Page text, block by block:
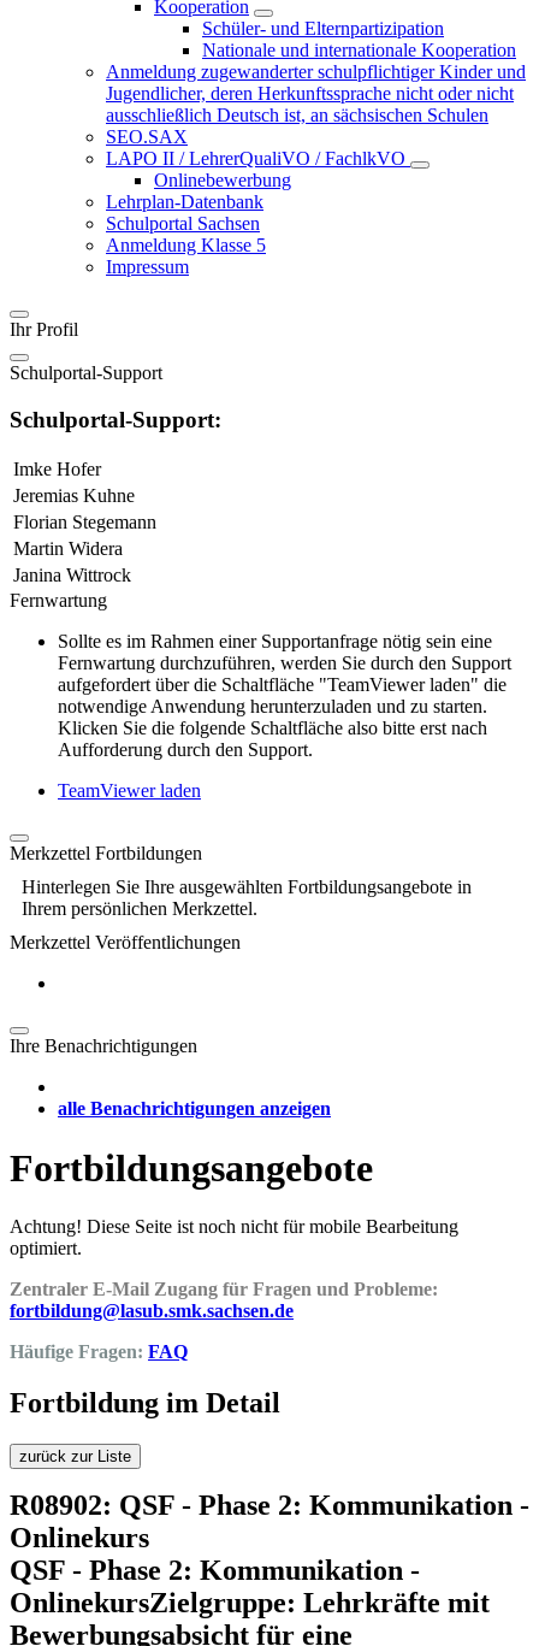
Kooperation
Schüler- und Elternpartizipation
Nationale und internationale Kooperation
Anmeldung zugewanderter schulpflichtiger Kinder und
Jugendlicher, deren Herkunftssprache nicht oder nicht
ausschließlich Deutsch ist, an sächsischen Schulen
SEO.SAX
LAPO II / LehrerQualiVO / FachlkVO
Onlinebewerbung
Lehrplan-Datenbank
Schulportal Sachsen
Anmeldung Klasse 5
Impressum
Ihr Profil
Schulportal-Support
Schulportal-Support:
Imke Hofer
Jeremias Kuhne
Florian Stegemann
Martin Widera
Janina Wittrock
Fernwartung
Sollte es im Rahmen einer Supportanfrage nötig sein eine
Fernwartung durchzuführen, werden Sie durch den Support
aufgefordert über die Schaltfläche "TeamViewer laden" die
notwendige Anwendung herunterzuladen und zu starten.
Klicken Sie die folgende Schaltfläche also bitte erst nach
Aufforderung durch den Support.
TeamViewer laden
Merkzettel Fortbildungen
Hinterlegen Sie Ihre ausgewählten Fortbildungsangebote in
Ihrem persönlichen Merkzettel.
Merkzettel Veröffentlichungen
Ihre Benachrichtigungen
alle Benachrichtigungen anzeigen
Fortbildungsangebote
Achtung! Diese Seite ist noch nicht für mobile Bearbeitung
optimiert.
Zentraler E-Mail Zugang für Fragen und Probleme:
fortbildung@lasub.smk.sachsen.de
Häufige Fragen: FAQ
Fortbildung im Detail
zurück zur Liste
R08902: QSF - Phase 2: Kommunikation -
Onlinekurs
QSF - Phase 2: Kommunikation -
OnlinekursZielgruppe: Lehrkräfte mit
Bewerbungsabsicht für eine